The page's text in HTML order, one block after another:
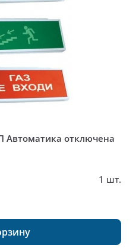
Автоматика отключена
1 шт.